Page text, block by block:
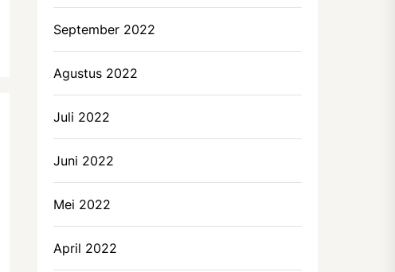
September 2022
Agustus 2022
Juli 2022
Juni 2022
Mei 2022
April 2022